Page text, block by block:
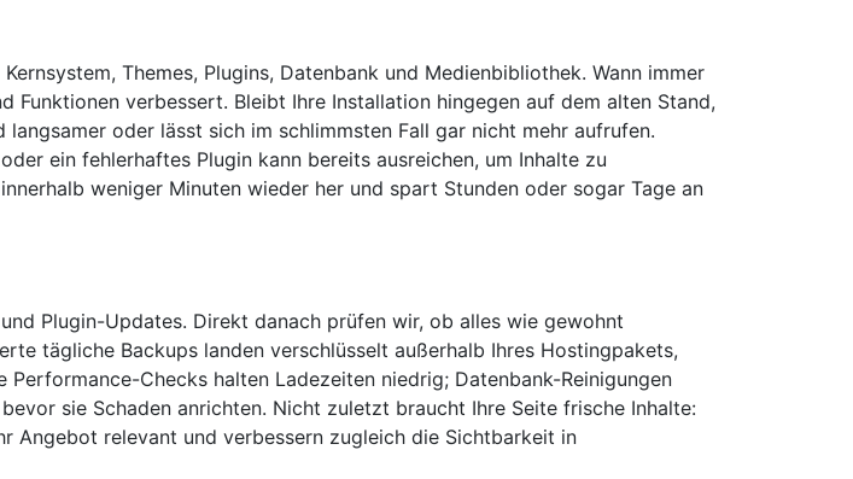
Themes, Plugins, Datenbank und Medien­bibliothek. Wann immer
Funktionen verbessert. Bleibt Ihre Installation hingegen auf dem alten Stand,
oder lässt sich im schlimmsten Fall gar nicht mehr aufrufen.
ein fehlerhaftes Plugin kann bereits ausreichen, um Inhalte zu
weniger Minuten wieder her und spart Stunden oder sogar Tage an
Plugin-Updates. Direkt danach prüfen wir, ob alles wie gewohnt
tägliche Backups landen verschlüsselt außerhalb Ihres Hosting­pakets,
Checks halten Ladezeiten niedrig; Datenbank-Reinigungen
sie Schaden anrichten. Nicht zuletzt braucht Ihre Seite frische Inhalte:
Angebot relevant und verbessern zugleich die Sichtbarkeit in